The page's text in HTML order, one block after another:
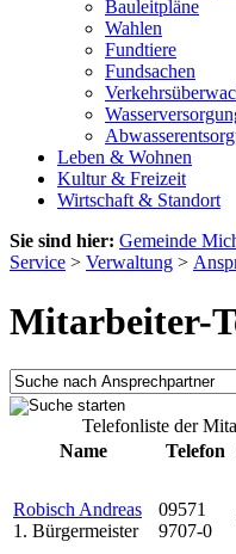
Bauleitpläne
Wahlen
Fundtiere
Fundsachen
Leben & Wohnen
Kultur & Freizeit
Wirtschaft & Standort
Sie sind hier: Gemeinde
Service > Verwaltung >
Mitarbeiter-
Telefonliste der
Name
Telefon
Robisch Andreas
1. Bürgermeister
09571
9707-0